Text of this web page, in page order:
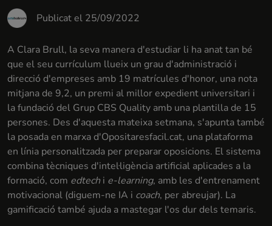
Publicat el 25/09/2022
A Clara Brull, la seva manera d'estudiar li ha anat tan bé
que el seu currículum llueix un grau d'administració i
direcció d'empreses amb 19 matrícules d'honor, una nota
mitjana de 9,2, un premi al millor expedient universitari i
la fundació del Grup CBS Quality amb una plantilla de 15
persones. Des d'aquesta mateixa setmana, s'apunta també
la posada en marxa d'Opositaresfacil.cat, una plataforma
en línia personalitzada per preparar oposicions. El sistema
combina tècniques d'intel·ligència artificial aplicades a la
formació, com edtechi e-learning, amb les d'entrenament
motivacional (diguem-ne IA i coach, per abreujar). La
gamificació també ajuda a mastegar l'os dur dels temaris.